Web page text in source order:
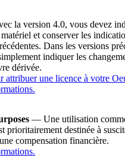
la version 4.0, vous devez
et conserver les
Dans les versions
indiquer les
dérivée.
attribuer une licence à votre
— Une utilisation
prioritairement destinée à
compensation financière.